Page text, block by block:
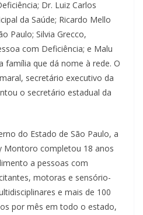
Dr. Luiz Carlos
da Saúde; Ricardo Mello
Paulo; Silvia Grecco,
com Deficiência; e Malu
família que dá nome à rede. O
secretário executivo da
o secretário estadual da
do Estado de São Paulo, a
Montoro completou 18 anos
a pessoas com
motoras e sensório-
e mais de 100
por mês em todo o estado,